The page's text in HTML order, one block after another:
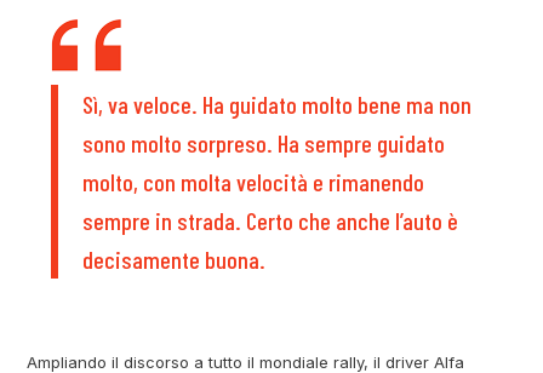
Sì, va veloce. Ha guidato molto bene ma non
sono molto sorpreso. Ha sempre guidato
molto, con molta velocità e rimanendo
sempre in strada. Certo che anche l’auto è
decisamente buona.
Ampliando il discorso a tutto il mondiale rally, il driver Alfa